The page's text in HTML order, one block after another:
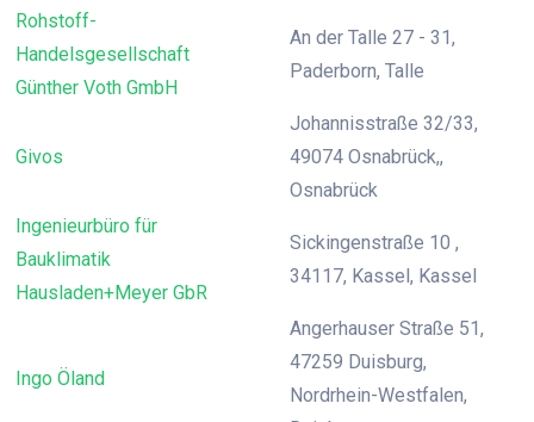
Rohstoff-
Handelsgesellschaft
Günther Voth GmbH
An der Talle 27 - 31,
Paderborn, Talle
Givos
Johannisstraße 32/33,
49074 Osnabrück,,
Osnabrück
Ingenieurbüro für
Bauklimatik
Hausladen+Meyer GbR
Sickingenstraße 10 ,
34117, Kassel, Kassel
Ingo Öland
Angerhauser Straße 51,
47259 Duisburg,
Nordrhein-Westfalen,